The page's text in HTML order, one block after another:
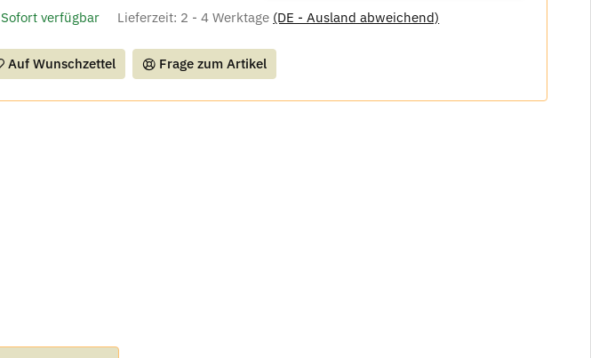
Sofort verfügbar Lieferzeit: 2 - 4 Werktage (DE - Ausland abweichend)
Auf Wunschzettel Frage zum Artikel